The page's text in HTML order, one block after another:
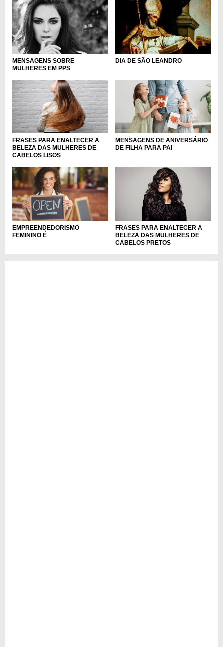
MENSAGENS SOBRE
MULHERES EM PPS
DIA DE SÃO LEANDRO
FRASES PARA ENALTECER A
BELEZA DAS MULHERES DE
CABELOS LISOS
MENSAGENS DE ANIVERSÁRIO
DE FILHA PARA PAI
EMPREENDEDORISMO
FEMININO É
FRASES PARA ENALTECER A
BELEZA DAS MULHERES DE
CABELOS PRETOS